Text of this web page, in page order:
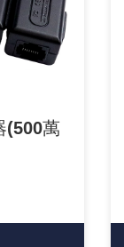
(500萬